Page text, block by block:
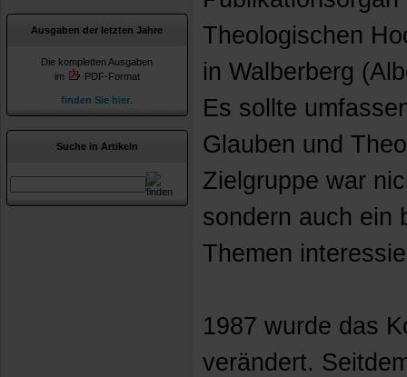
Ausgaben der letzten Jahre
Die kompletten Ausgaben
im
PDF-Format
finden Sie hier
Suche in Artikeln
Theologischen
in Walberberg
Es sollte
Glauben und
Zielgruppe war
sondern auch ein
Themen
1987 wurde das
verändert.